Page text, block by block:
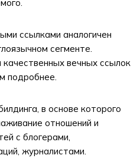
ссылками аналогичен
сегменте.
вечных ссылок
подробнее.
в основе которого
отношений и
с блогерами,
журналистами.